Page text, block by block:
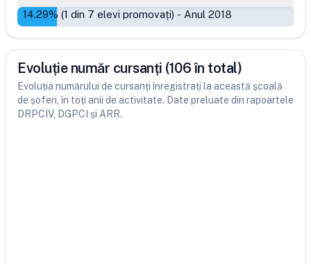
14.29% (1 din 7 elevi promovați) - Anul 2018
Evoluție număr cursanți (106 în total)
Evoluția numărului de cursanți înregistrați la această școală
de șoferi, în toți anii de activitate. Date preluate din rapoartele
DRPCIV, DGPCI și ARR.